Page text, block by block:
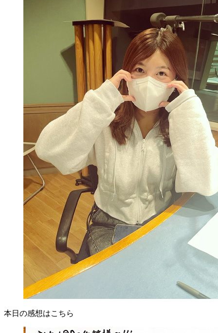
本日の感想はこちら